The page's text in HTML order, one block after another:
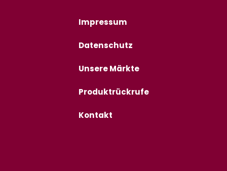
Impressum
Datenschutz
Unsere Märkte
Produktrückrufe
Kontakt